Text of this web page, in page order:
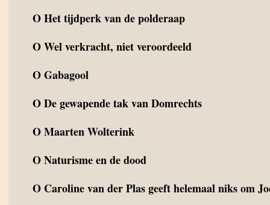
OHet tijdperk van de polderaap
OWel verkracht, niet veroordeeld
OGabagool
ODe gewapende tak van Domrechts
OMaarten Wolterink
ONaturisme en de dood
O Caroline van der Plas geeft helemaal niks om